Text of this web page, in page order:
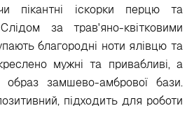
пікантні іскорки перцю та
за трав'яно-квітковими
благородні ноти ялівцю та
мужні та привабливі, а
образ замшево-амбрової бази.
підходить для роботи